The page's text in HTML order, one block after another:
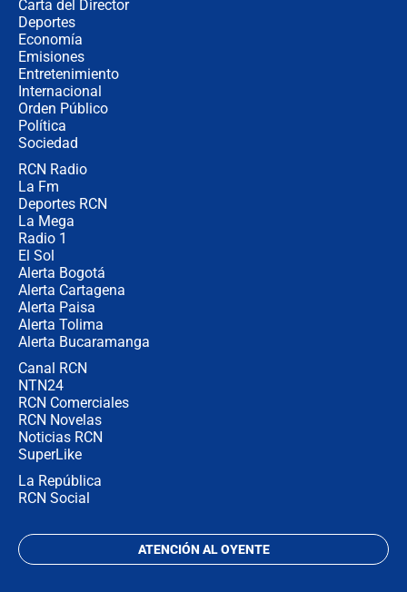
Carta del Director
Deportes
Economía
Emisiones
Entretenimiento
Internacional
Orden Público
Política
Sociedad
RCN Radio
La Fm
Deportes RCN
La Mega
Radio 1
El Sol
Alerta Bogotá
Alerta Cartagena
Alerta Paisa
Alerta Tolima
Alerta Bucaramanga
Canal RCN
NTN24
RCN Comerciales
RCN Novelas
Noticias RCN
SuperLike
La República
RCN Social
ATENCIÓN AL OYENTE